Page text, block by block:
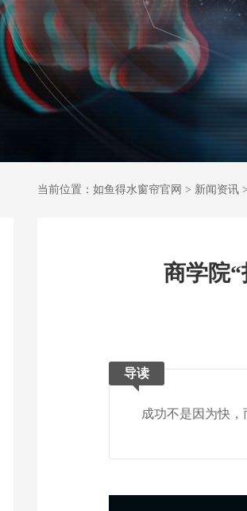
当前位置： 如鱼得水窗帘官网 > 新闻资讯 >
商学院
导读
成功不是因为快，